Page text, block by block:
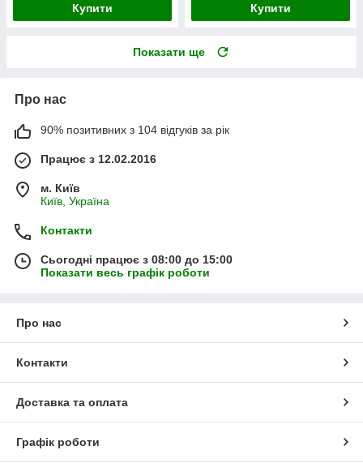
Купити Купити
Показати ще
Про нас
90% позитивних з 104 відгуків за рік
Працює з 12.02.2016
м. Київ
Київ, Україна
Контакти
Сьогодні працює з 08:00 до 15:00
Показати весь графік роботи
Про нас
Контакти
Доставка та оплата
Графік роботи